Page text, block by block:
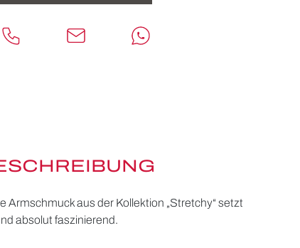
Armschmuck aus der Kollektion „Stretchy“ setzt
absolut faszinierend.